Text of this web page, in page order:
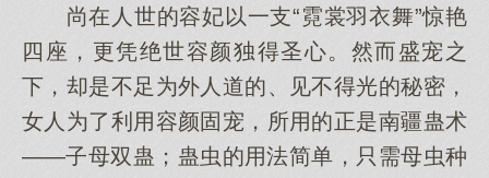
尚在人世的容妃以一支“霓裳羽衣舞”惊艳
四座，更凭绝世容颜独得圣心。然而盛宠之
下，却是不足为外人道的、见不得光的秘密，
女人为了利用容颜固宠，所用的正是南疆蛊术
——子母双蛊；蛊虫的用法简单，只需母虫种